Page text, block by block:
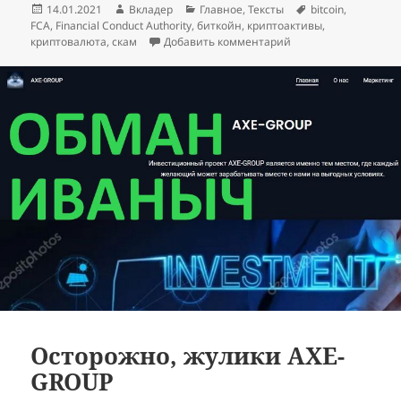
Опубликовано
14.01.2021 Автор
Вкладер Рубрики
Главное,Тексты Метки
bitcoin,
FCA, Financial Conduct Authority,биткойн, криптоактивы,
криптовалюта,скам Добавить комментарий
Осторожно, жулики AXE-
GROUP